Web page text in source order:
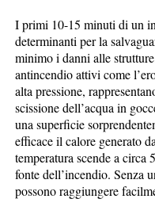
I primi 10-15 minuti di un
determinanti per la
minimo i danni alle
antincendio attivi come
alta pressione,
scissione dell’acqua in
una superficie
efficace il calore generato
temperatura scende a circa
fonte dell’incendio. Senza
possono raggiungere